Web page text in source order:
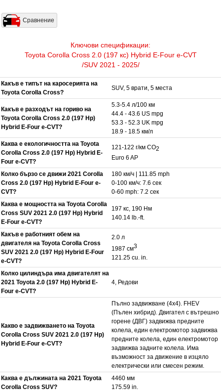
Сравнение
Ключови спецификации:
Toyota Corolla Cross 2.0 (197 кс) Hybrid E-Four e-CVT
/SUV 2021 - 2025/
Какъв е типът на каросерията на
Toyota Corolla Cross?
SUV, 5 врати, 5 места
Какъв е разходът на гориво на
Toyota Corolla Cross 2.0 (197 Hp)
Hybrid E-Four e-CVT?
5.3-5.4 л/100 км
44.4 - 43.6 US mpg
53.3 - 52.3 UK mpg
18.9 - 18.5 км/л
Каква е екологичността на Toyota
Corolla Cross 2.0 (197 Hp) Hybrid E-
Four e-CVT?
121-122 г/км CO2
Euro 6 AP
Колко бързо се движи 2021 Corolla
Cross 2.0 (197 Hp) Hybrid E-Four e-
CVT?
180 км/ч | 111.85 mph
0-100 км/ч: 7.6 сек
0-60 mph: 7.2 сек
Каква е мощността на Toyota Corolla
Cross SUV 2021 2.0 (197 Hp) Hybrid
E-Four e-CVT?
197 кс, 190 Нм
140.14 lb.-ft.
Какъв е работният обем на
двигателя на Toyota Corolla Cross
SUV 2021 2.0 (197 Hp) Hybrid E-Four
e-CVT?
2.0 л
1987 см3
121.25 cu. in.
Колко цилиндъра има двигателят на
2021 Toyota 2.0 (197 Hp) Hybrid E-
Four e-CVT?
4, Редови
Какво е задвижването на Toyota
Corolla Cross SUV 2021 2.0 (197 Hp)
Hybrid E-Four e-CVT?
Пълно задвижване (4x4). FHEV
(Пълен хибрид). Двигател с вътрешно
горене (ДВГ) задвижва предните
колела, един електромотор задвижва
предните колела, един електромотор
задвижва задните колела. Има
възможност за движение в изцяло
електрически или смесен режим.
Каква е дължината на 2021 Toyota
Corolla Cross SUV?
4460 мм
175.59 in.